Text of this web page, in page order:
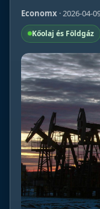
Economx · 2026-04-
Kőolaj és Földgáz